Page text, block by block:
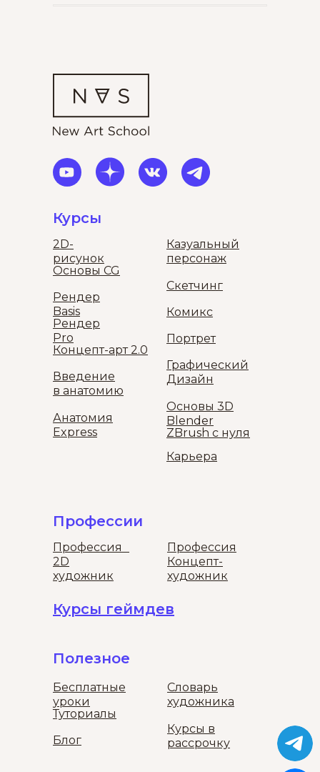
Полезное
Курсы
Бесплатные
уроки
Блог
Курсы в
рассрочку
Туториалы
Словарь
художника
2D-
рисунок
Основы CG
Рендер
Basis
Рендер
Pro
Казуальный
персонаж
Портрет
Концепт-арт 2.0
Анатомия
Express
Комикс
Введение
в анатомию
Графический
Дизайн
Скетчинг
Карьера
ZBrush с нуля
Основы 3D
Blender
Курсы геймдев
Профессии
Профессия
2D
художник
Профессия
Концепт-
художник